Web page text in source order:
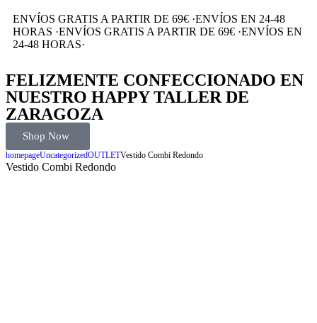
ENVÍOS GRATIS A PARTIR DE 69€ ·ENVÍOS EN 24-48
HORAS ·ENVÍOS GRATIS A PARTIR DE 69€ ·ENVÍOS EN
24-48 HORAS·
FELIZMENTE CONFECCIONADO EN
NUESTRO HAPPY TALLER DE
ZARAGOZA
Shop Now
homepageUncategorizedOUTLETVestido Combi Redondo
Vestido Combi Redondo